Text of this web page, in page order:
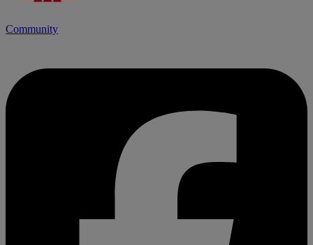
Community